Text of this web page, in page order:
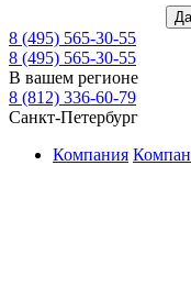
8 (495) 565-30-55
8 (495) 565-30-55
В вашем регионе
8 (812) 336-60-79
Санкт-Петербург
Компания